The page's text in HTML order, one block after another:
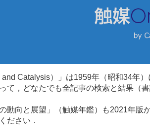
and Catalysis）」は1959年（昭和34年
て，どなたでも全記事の検索と結果（
動向と展望」（触媒年鑑）も2021年
ださい．